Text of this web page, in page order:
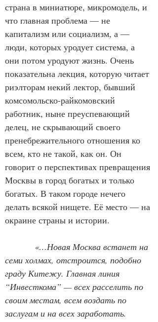
страна в миниатюре, микромодель, и
что главная проблема — не
капитализм или социализм, а —
люди, которых уродует система, а
они потом уродуют жизнь. Очень
показательна лекция, которую читает
риэлторам некий лектор, бывший
комсомольско-райкомовский
работник, ныне преуспевающий
делец, не скрывающий своего
пренебрежительного отношения ко
всем, кто не такой, как он. Он
говорит о перспективах превращения
Москвы в город богатых и только
богатых. В таком городе нечего
делать всякой нищете. Её место — на
окраине страны и истории.
«…Новая Москва встанет на
семи холмах, отстроится, подобно
граду Китежу. Главная линия
“Инвесткома” — всех расселить по
своим местам, всем воздать по
заслугам и на всех заработать.